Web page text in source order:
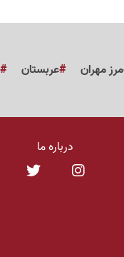
مرز مهران عربستان
درباره ما